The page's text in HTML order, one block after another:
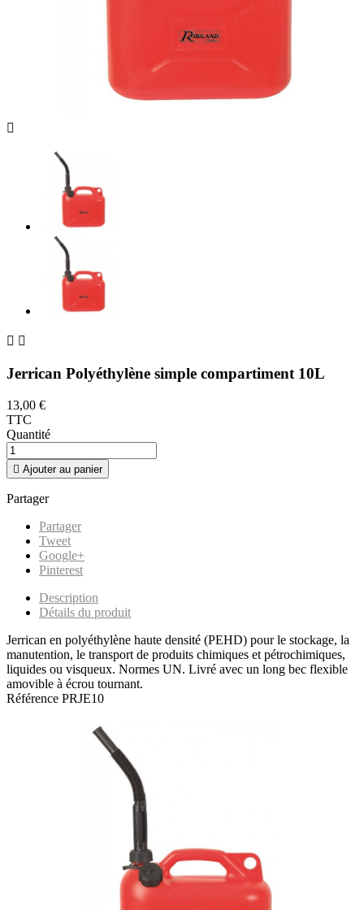

 
Jerrican Polyéthylène simple compartiment 10L
13,00 €
TTC
Quantité
 Ajouter au panier
Partager
Partager
Tweet
Google+
Pinterest
Description
Détails du produit
Jerrican en polyéthylène haute densité (PEHD) pour le stockage, la
manutention, le transport de produits chimiques et pétrochimiques,
liquides ou visqueux. Normes UN. Livré avec un long bec flexible
amovible à écrou tournant.
Référence PRJE10